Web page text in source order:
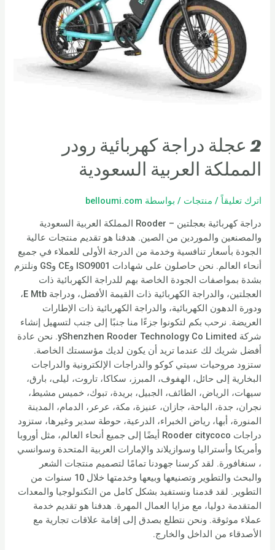
2 عجلة دراجة كهربائية رودر
المملكة العربية السعودية
اترك تعليقاً / منتجات / بواسطة belloumi.com
دراجة كهربائية بعجلتين – Rooder المملكة العربية السعودية
والمصنعين والموردين من الصين. هدفنا هو تقديم منتجات عالية
الجودة بأسعار تنافسية وخدمة من الدرجة الأولى للعملاء في جميع
أنحاء العالم. نحن حاصلون على شهادات ISO9001 وCE وGS ونلتزم
بشدة بمواصفات الجودة الخاصة بهم للدراجة الكهربائية ذات
العجلتين، والدراجة الكهربائية ذات القيمة الأفضل، ودراجة E Mtb،
ودورة الدهون الكهربائية، والدراجة الكهربائية ذات الإطارات
العريضة. نرحب بكم لتكونوا جزءًا منا جنبًا إلى جنب لتسهيل إنشاء
شركة yShenzhen Rooder Technology Co Limited. نحن عادة
أفضل شريك لك عندما تريد أن يكون لديك مؤسستك الخاصة.
ستزود مروحيات سيتي كوكو والدراجات الإلكترونية والدراجات
البخارية إلى حائل، الهفوف، المبرز، سكاكا، تاروت، ليلى، بارق،
سيهات، الرياض، الطائف، الجبيل، بريدة، تبوك، خميس مشيط،
نجران، جدة، الباحة، جازان، عنيزة، مكة، عرعر، الدمام، المدينة
المنورة، أبها، رياض الخبراء، الدرعية، حوطة سدير وغيرها، ستزود
دراجات Rooder citycoco أيضًا إلى جميع أنحاء العالم، مثل أوروبا
وأمريكا وأستراليا وسوازيلاند والإمارات العربية المتحدة وسوانسي
، سنغافورة. لقد كرسنا جهودنا تمامًا لتصميم منتجات الشعر
والبحث والتطوير وتصنيعها وبيعها وخدمتها خلال 10 سنوات من
التطوير. لقد قدمنا ونستفيد بشكل كامل من التكنولوجيا والمعدات
المتقدمة دوليا، مع مزايا العمال المهرة. هدفنا هو تقديم خدمة
عملاء موثوقة. ونحن نتطلع بصدق إلى إقامة علاقات تجارية مع
الأصدقاء من الداخل والخارج.